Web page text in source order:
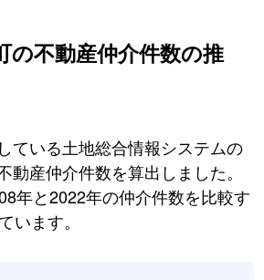
の不動産仲介件数の推
ている土地総合情報システムの
動産仲介件数を算出しました。
年と2022年の仲介件数を比較す
います。